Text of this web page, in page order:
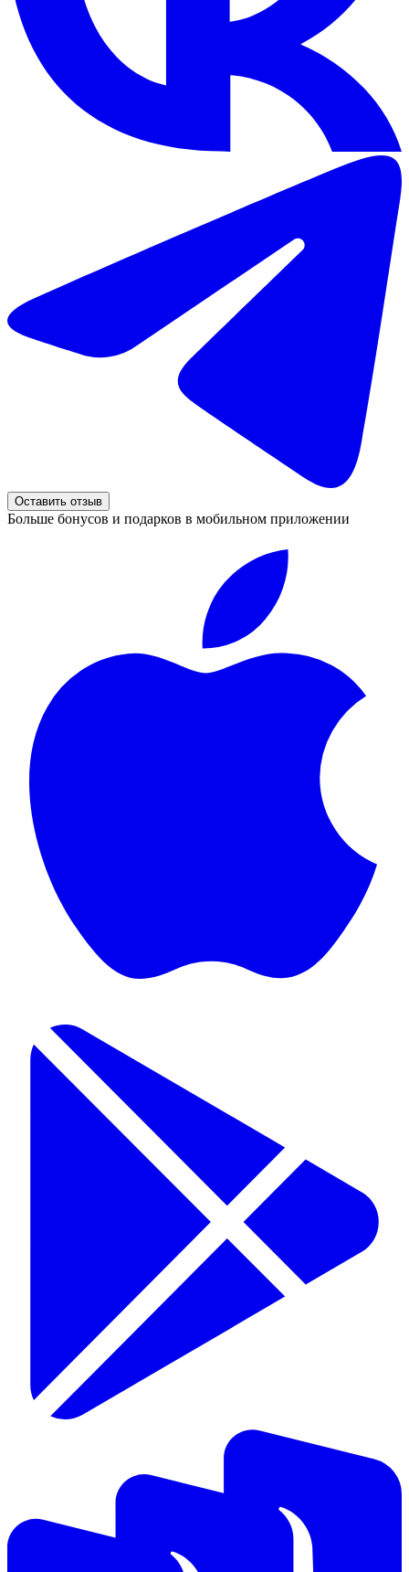
Оставить отзыв
Больше бонусов и подарков в мобильном приложении